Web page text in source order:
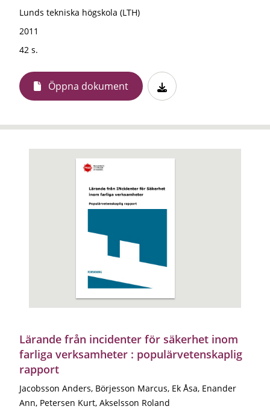
Lunds tekniska högskola (LTH)
2011
42 s.
Öppna dokument
Lärande från incidenter för säkerhet inom
farliga verksamheter : populärvetenskaplig
rapport
Jacobsson Anders, Börjesson Marcus, Ek Åsa, Enander
Ann, Petersen Kurt, Akselsson Roland